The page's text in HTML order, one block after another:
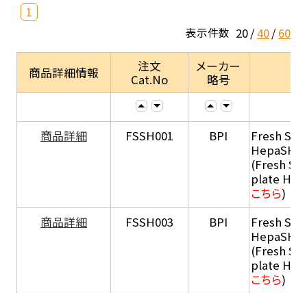
1
表示件数 20 40 60
商品詳細情報
注文
Cat.No
メーカー
略号
商品詳細 FSSH001 BPI
Fresh
HepaSH®
(Fresh
plate
こちら)
商品詳細
FSSH003 BPI
Fresh
HepaSH®
(Fresh
plate
こちら)